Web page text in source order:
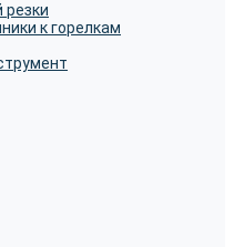
к горелкам